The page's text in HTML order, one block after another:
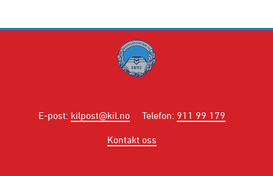
E-post: kilpost@kil.no Telefon: 911 99 179
Kontakt oss